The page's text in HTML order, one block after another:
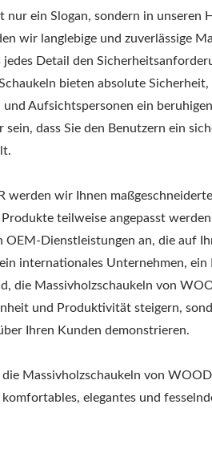
ein Slogan, sondern in unseren
wir langlebige und zuverlässige
Detail den
bieten absolute
Aufsichtspersonen ein
dass Sie den Benutzern ein
wir Ihnen
teilweise angepasst
Dienstleistungen an, die auf
internationales Unternehmen, ein
die Massivholzschaukeln von
und Produktivität steigern,
Ihren Kunden demonstrieren.
Massivholzschaukeln von
elegantes und